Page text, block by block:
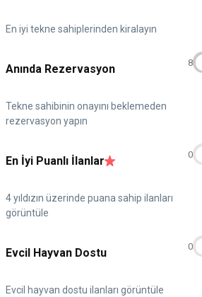
En iyi tekne sahiplerinden kiralayın
Anında Rezervasyon
Tekne sahibinin onayını beklemeden
rezervasyon yapın
8
En İyi Puanlı İlanlar
4 yıldızın üzerinde puana sahip ilanları
görüntüle
0
Evcil Hayvan Dostu
Evcil hayvan dostu ilanları görüntüle
0